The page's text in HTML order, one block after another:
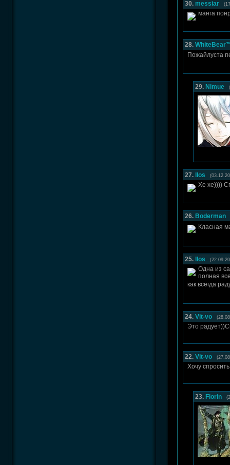
30. messiar
манга
28.
Пожайлуста
29. Nimue
27. llos
Хе хе))))
26. Boderman
Класная
25. llos
Одна из
полная
как всегда
24. Vit-vo
Это
22. Vit-vo
Хочу
23. Florin